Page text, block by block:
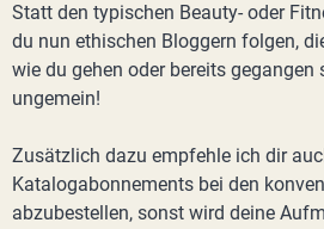
Statt den typischen Beauty- oder
du nun ethischen Bloggern folgen,
wie du gehen oder bereits
ungemein!
Zusätzlich dazu empfehle ich dir
Katalogabonnements bei den
abzubestellen, sonst wird deine